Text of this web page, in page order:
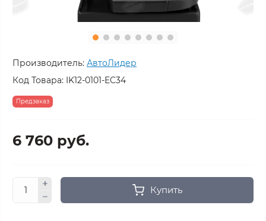
Производитель: АвтоЛидер
Код Товара: IK12-0101-EC34
Предзаказ
6 760 руб.
Купить